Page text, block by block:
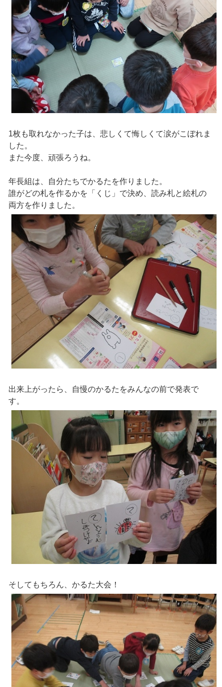
1枚も取れなかった子は、悲しくて悔しくて涙がこぼれま
した。
また今度、頑張ろうね。
年長組は、自分たちでかるたを作りました。
誰がどの札を作るかを「くじ」で決め、読み札と絵札の
両方を作りました。
出来上がったら、自慢のかるたをみんなの前で発表で
す。
そしてもちろん、かるた大会！